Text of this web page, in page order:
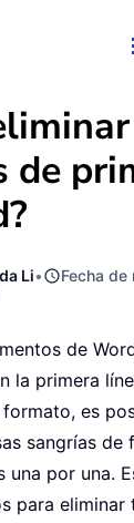
de
Li•
Fecha de
de
la primera
es
sangrías de
una por una.
para eliminar